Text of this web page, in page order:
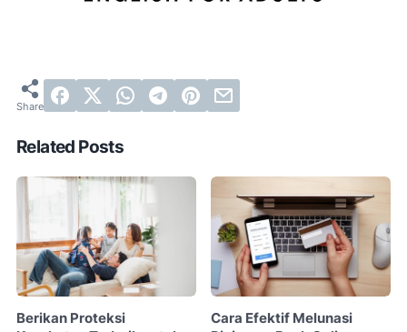
Related Posts
Berikan Proteksi
Cara Efektif Melunasi